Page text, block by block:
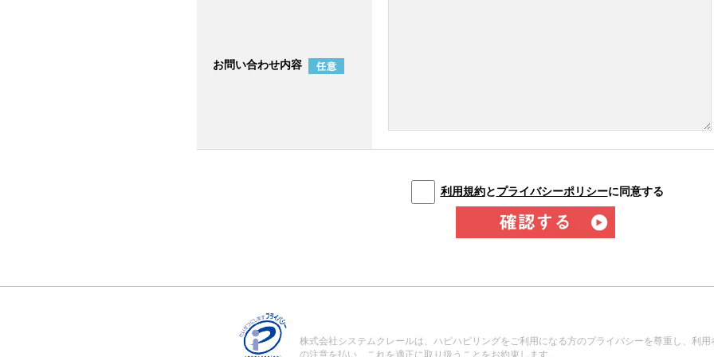
お問い合わせ内容
利用規約とプライバシーポリシーに同意する
株式会社システムクレールは、ハピハピリングをご利用になる方のプライバシーを尊重し、利
の注意を払い、これを適正に取り扱うことをお約束します。